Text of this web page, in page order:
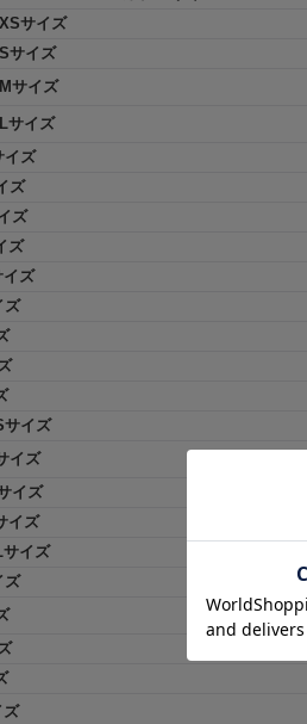
サイズ
サイズ
サイズ
サイズ
イズ
ズ
ズ
ズ
イズ
ズ
サイズ
イズ
イズ
イズ
イズ
ズ
ズ